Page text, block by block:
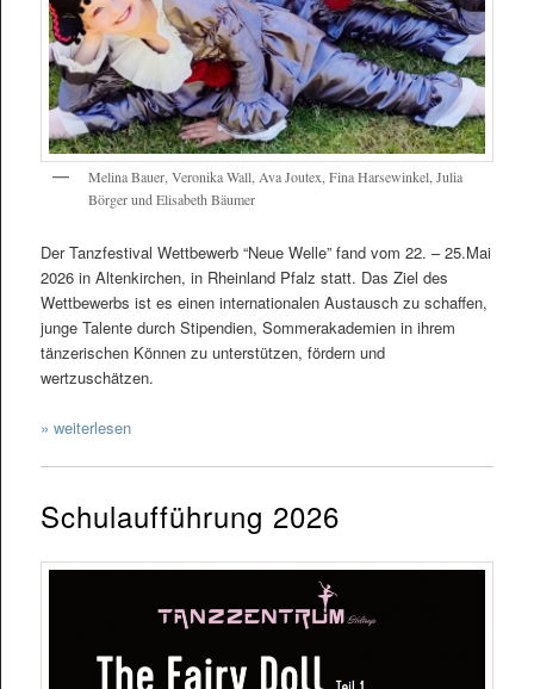
Melina Bauer, Veronika Wall, Ava Joutex, Fina Harsewinkel, Julia
Börger und Elisabeth Bäumer
Der Tanzfestival Wettbewerb “Neue Welle” fand vom 22. – 25.Mai
2026 in Altenkirchen, in Rheinland Pfalz statt. Das Ziel des
Wettbewerbs ist es einen internationalen Austausch zu schaffen,
junge Talente durch Stipendien, Sommerakademien in ihrem
tänzerischen Können zu unterstützen, fördern und
wertzuschätzen.
» weiterlesen
Schulaufführung 2026